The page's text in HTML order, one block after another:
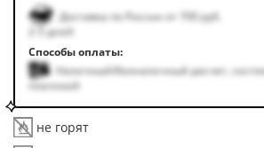
Доставка по России от 700 руб.
2-5 дней
Способы оплаты:
Наличный/безналичный расчет,
платежей
не горят